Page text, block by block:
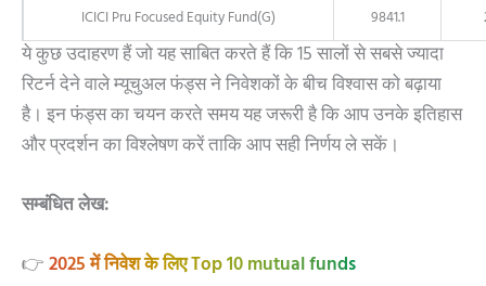
ICICI Pru Focused Equity Fund(G)
9841.1
ये कुछ उदाहरण हैं जो यह साबित करते हैं कि 15 सालों से सबसे ज्यादा
रिटर्न देने वाले म्यूचुअल फंड्स ने निवेशकों के बीच विश्वास को बढ़ाया
है। इन फंड्स का चयन करते समय यह जरूरी है कि आप उनके इतिहास
और प्रदर्शन का विश्लेषण करें ताकि आप सही निर्णय ले सकें।
सम्बंधित लेख:
👉2025 में निवेश के लिए Top 10 mutual funds